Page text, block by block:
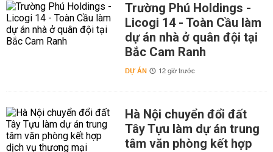
Trường Phú Holdings -
Licogi 14 - Toàn Cầu làm
dự án nhà ở quân đội tại
Bắc Cam Ranh
DỰ ÁN 12 giờ trước
Hà Nội chuyển đổi đất
Tây Tựu làm dự án trung
tâm văn phòng kết hợp